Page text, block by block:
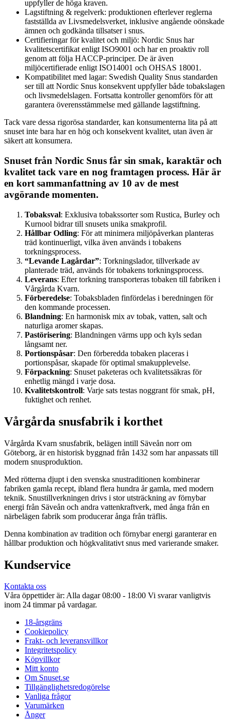
uppfyller de höga kraven.
Lagstiftning & regelverk: produktionen efterlever reglerna
fastställda av Livsmedelsverket, inklusive angående oönskade
ämnen och godkända tillsatser i snus.
Certifieringar för kvalitet och miljö: Nordic Snus har
kvalitetscertifikat enligt ISO9001 och har en proaktiv roll
genom att följa HACCP-principer. De är även
miljöcertifierade enligt ISO14001 och OHSAS 18001.
Kompatibilitet med lagar: Swedish Quality Snus standarden
ser till att Nordic Snus konsekvent uppfyller både tobakslagen
och livsmedelslagen. Fortsatta kontroller genomförs för att
garantera överensstämmelse med gällande lagstiftning.
Tack vare dessa rigorösa standarder, kan konsumenterna lita på att
snuset inte bara har en hög och konsekvent kvalitet, utan även är
säkert att konsumera.
Snuset från Nordic Snus får sin smak, karaktär och
kvalitet tack vare en nog framtagen process. Här är
en kort sammanfattning av 10 av de mest
avgörande momenten.
Tobaksval: Exklusiva tobakssorter som Rustica, Burley och
Kurnool bidrar till snusets unika smakprofil.
Hållbar Odling: För att minimera miljöpåverkan planteras
träd kontinuerligt, vilka även används i tobakens
torkningsprocess.
“Levande Lagårdar”: Torkningslador, tillverkade av
planterade träd, används för tobakens torkningsprocess.
Leverans: Efter torkning transporteras tobaken till fabriken i
Vårgårda Kvarn.
Förberedelse: Tobaksbladen finfördelas i beredningen för
den kommande processen.
Blandning: En harmonisk mix av tobak, vatten, salt och
naturliga aromer skapas.
Pastörisering: Blandningen värms upp och kyls sedan
långsamt ner.
Portionspåsar: Den förberedda tobaken placeras i
portionspåsar, skapade för optimal smakupplevelse.
Förpackning: Snuset paketeras och kvalitetssäkras för
enhetlig mängd i varje dosa.
Kvalitetskontroll: Varje sats testas noggrant för smak, pH,
fuktighet och renhet.
Vårgårda snusfabrik i korthet
Vårgårda Kvarn snusfabrik, belägen intill Säveån norr om
Göteborg, är en historisk byggnad från 1432 som har anpassats till
modern snusproduktion.
Med rötterna djupt i den svenska snustraditionen kombinerar
fabriken gamla recept, ibland flera hundra år gamla, med modern
teknik. Snustillverkningen drivs i stor utsträckning av förnybar
energi från Säveån och andra vattenkraftverk, med ånga från en
närbelägen fabrik som producerar ånga från träflis.
Denna kombination av tradition och förnybar energi garanterar en
hållbar produktion och högkvalitativt snus med varierande smaker.
Kundservice
Kontakta oss
Våra öppettider är: Alla dagar 08:00 - 18:00 Vi svarar vanligtvis
inom 24 timmar på vardagar.
18-årsgräns
Cookiepolicy
Frakt- och leveransvillkor
Integritetspolicy
Köpvillkor
Mitt konto
Om Snuset.se
Tillgänglighetsredogörelse
Vanliga frågor
Varumärken
Ånger